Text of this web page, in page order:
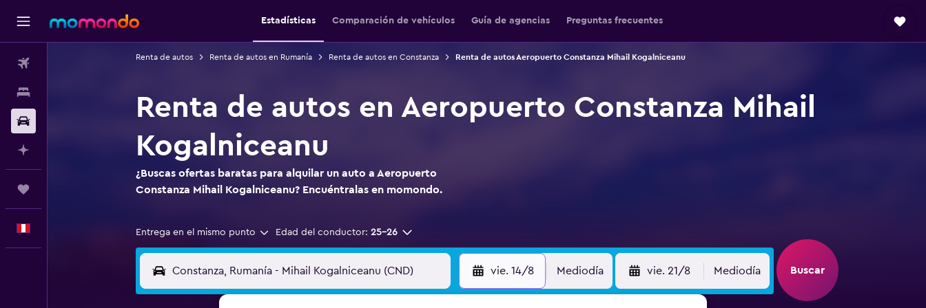
Estadísticas Comparación de vehículos Guía de agencias Preguntas frecuentes
Renta de autos Renta de autos en Rumanía Renta de autos en Constanza Renta de autos Aeropuerto Constanza Mihail Kogalniceanu
Renta de autos en Aeropuerto Constanza Mihail
Kogalniceanu
¿Buscas ofertas baratas para alquilar un auto a Aeropuerto
Constanza Mihail Kogalniceanu? Encuéntralas en momondo.
Entrega en el mismo punto Edad del conductor: 25-26
vie. 14/8 Mediodía vie. 21/8 Mediodía Buscar